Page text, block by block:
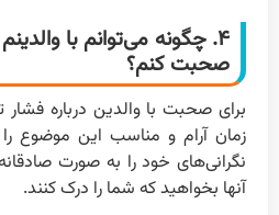
۴. چگونه می‌توانم با
صحبت کنم؟
برای صحبت با والدین درباره
زمان آرام و مناسب این موضوع
نگرانی‌های خود را به صورت
آنها بخواهید که شما را درک کنند.